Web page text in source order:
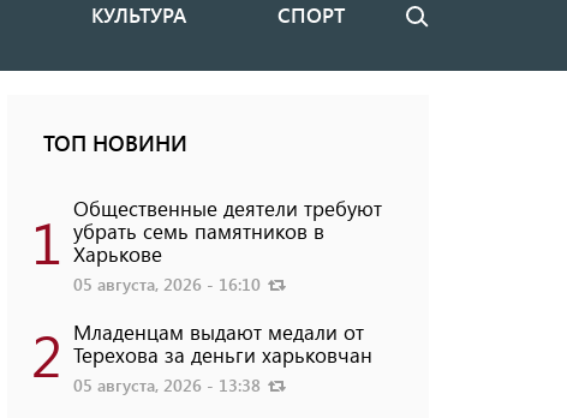
КУЛЬТУРА СПОРТ Поиск
ТОП НОВИНИ
1 Общественные деятели требуют
убрать семь памятников в
Харькове
05 августа, 2026 - 16:10
2 Младенцам выдают медали от
Терехова за деньги харьковчан
05 августа, 2026 - 13:38